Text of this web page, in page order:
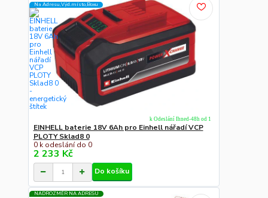
Na Adresu,Výd.místo,Boxu
EINHELL baterie 18V 6Ah pro Einhell nářadí VCP
PLOTY Sklad8 0
0 k odeslání do 0
2 233 Kč
k Odeslání Ihned-48h od 1
Do košíku
NADROZMĚR NA ADRESU